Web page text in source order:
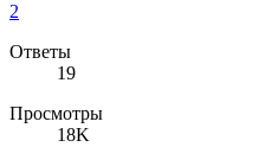
2
Ответы
19
Просмотры
18K